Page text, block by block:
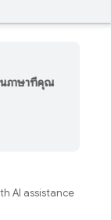
นภาษาที่คุณ
AI assistance